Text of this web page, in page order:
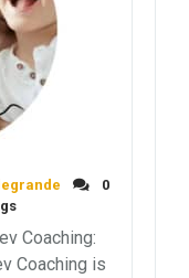
0
Coaching:
Coaching is